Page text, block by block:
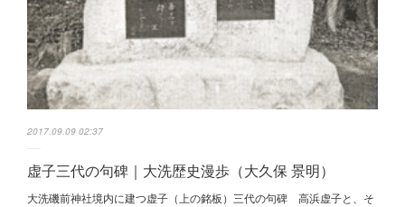
2017.09.09 02:37
虚子三代の句碑｜大洗歴史漫歩（大久保 景明）
大洗磯前神社境内に建つ虚子（上の銘板）三代の句碑 高浜虚子と、そ